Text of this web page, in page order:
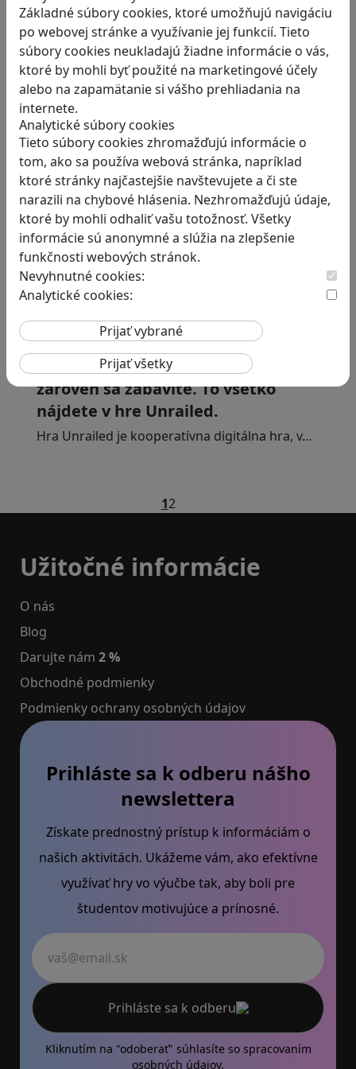
Základné súbory cookies, ktoré umožňujú navigáciu
po webovej stránke a využívanie jej funkcií. Tieto
súbory cookies neukladajú žiadne informácie o vás,
ktoré by mohli byť použité na marketingové účely
alebo na zapamätanie si vášho prehliadania na
internete.
Analytické súbory cookies
Tieto súbory cookies zhromažďujú informácie o
tom, ako sa používa webová stránka, napríklad
ktoré stránky najčastejšie navštevujete a či ste
narazili na chybové hlásenia. Nezhromažďujú údaje,
ktoré by mohli odhaliť vašu totožnosť. Všetky
informácie sú anonymné a slúžia na zlepšenie
funkčnosti webových stránok.
Nevyhnutné cookies:
Analytické cookies:
Hra Egypt Frontiers je staviteľská simulácia,…
RECENZIE
Smushi Come Home: Milá hra, v
ktorej sa naučíte rozoznávať huby
Smushi Come Home je roztomilá a relaxačná…
Naučíte sa spolupracovať v tíme a
zároveň sa zabavíte. To všetko
nájdete v hre Unrailed.
Hra Unrailed je kooperatívna digitálna hra, v…
12
Užitočné informácie
O nás
Blog
Darujte nám 2 %
Obchodné podmienky
Podmienky ochrany osobných údajov
Prihláste sa k odberu nášho
newslettera
Získate prednostný prístup k informáciám o
našich aktivitách. Ukážeme vám, ako efektívne
využívať hry vo výučbe tak, aby boli pre
študentov motivujúce a prínosné.
Prihláste sa k odberu
Kliknutím na "odoberať" súhlasíte so spracovaním
osobných údajov.